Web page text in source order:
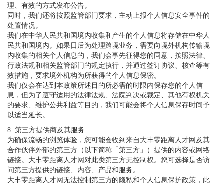
理、有效的方式发布公告。
同时，我们还将按照监管部门要求，主动上报个人信息安全事件的
处置情况。
我们在中华人民共和国境内收集和产生的个人信息将存储在中华人
民共和国境内。如果日后为处理跨境业务，需要向境外机构传输境
内收集的相关个人信息的，我们会事先征得您的同意，按照法律、
行政法规和相关监管部门的规定执行，并通过签订协议、核查等有
效措施，要求境外机构为所获得的个人信息保密。
我们仅会在达到本政策所述目的所必需的时限内保存您的个人信
息，但为了遵守适用的法律法规、法院判决或裁定、其他有权机关
的要求、维护公共利益等目的，我们可能会将个人信息保存时间予
以适当延长。
8. 第三方提供商及其服务
为确保流畅的浏览体验，您可能会收到来自大丰零距离人才网及其
合作伙伴外部的第三方（以下简称「第三方」）提供的内容或网络
链接。大丰零距离人才网对此类第三方无控制权。您可选择是否访
问第三方提供的链接、内容、产品和服务。
大丰零距离人才网无法控制第三方的隐私和个人信息保护政策，此